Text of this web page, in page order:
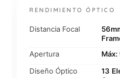
RENDIMIENTO ÓPTICO
Distancia Focal
Apertura
Diseño Óptico
13